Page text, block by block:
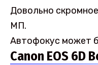
Довольно
МП.
Автофокус может
Canon EOS 6D